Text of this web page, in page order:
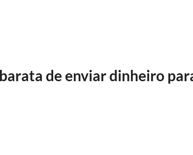
de enviar dinheiro